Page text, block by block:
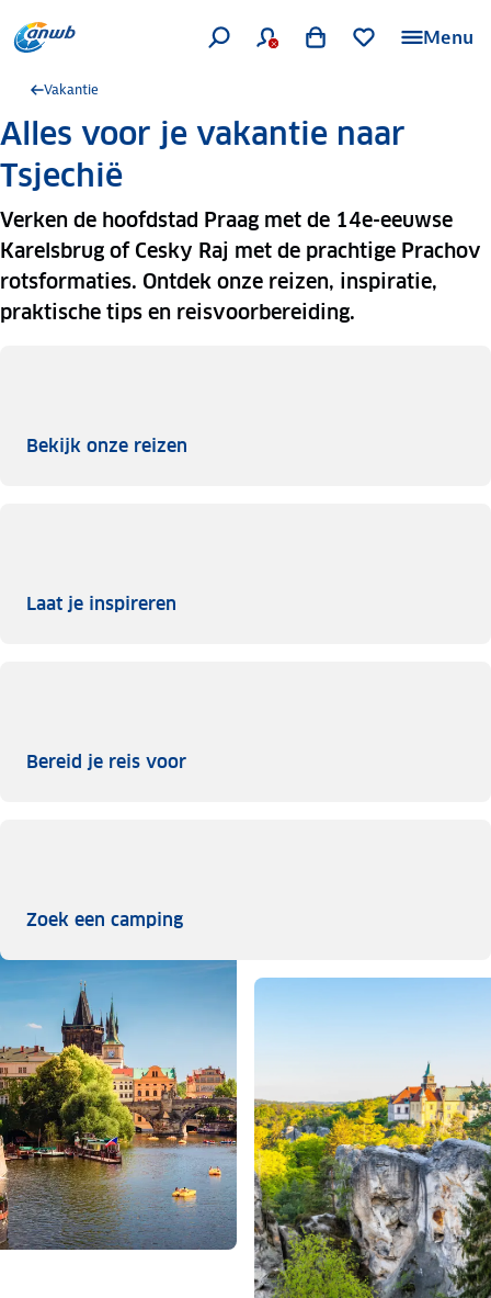
Menu
Vakantie
Alles voor je vakantie naar
Tsjechië
Verken de hoofdstad Praag met de 14e-eeuwse
Karelsbrug of Cesky Raj met de prachtige Prachov
rotsformaties. Ontdek onze reizen, inspiratie,
praktische tips en reisvoorbereiding.
Bekijk onze reizen
Laat je inspireren
Bereid je reis voorBereid je reis voor
Zoek een campingZoek een camping